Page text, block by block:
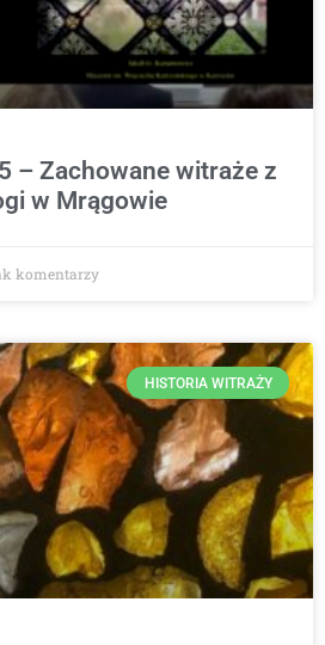
– Zachowane witraże z
w Mrągowie
komentarzy
HISTORIA WITRAŻY